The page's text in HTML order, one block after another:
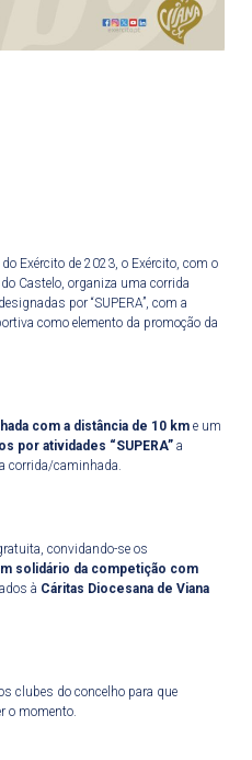
Exército de 2023, o Exército, com o
Castelo, organiza uma corrida
por “SUPERA”, com a
como elemento da promoção da
com a distância de 10 km e um
por atividades “SUPERA” a
corrida/caminhada.
convidando-se os
solidário da competição com
à Cáritas Diocesana de Viana
clubes do concelho para que
o momento.